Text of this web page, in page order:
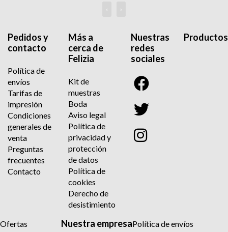
‹ ›
Pedidos y
contacto
Política de
envíos
Tarifas de
impresión
Condiciones
generales de
venta
Preguntas
frecuentes
Contacto
Más a
cerca de
Felizia
Kit de
muestras
Boda
Aviso legal
Política de
privacidad y
protección
de datos
Política de
cookies
Derecho de
desistimiento
Nuestras
redes
sociales
Productos
Ofertas
Nuestra empresaPolítica de envíos